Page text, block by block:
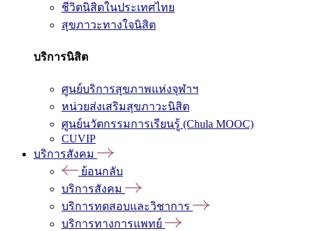
ชีวิตนิสิตในประเทศไทย
สุขภาวะทางใจนิสิต
บริการนิสิต
ศูนย์บริการสุขภาพแห่งจุฬาฯ
หน่วยส่งเสริมสุขภาวะนิสิต
ศูนย์นวัตกรรมการเรียนรู้ (Chula MOOC)
CUVIP
บริการสังคม
ย้อนกลับ
บริการสังคม
บริการทดสอบและวิชาการ
บริการทางการแพทย์